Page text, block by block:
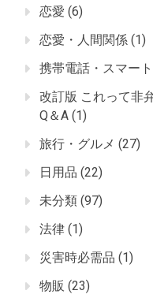
恋愛 (6)
恋愛・人間関係 (1)
携帯電話・スマー
改訂版 これって非
Q＆A (1)
旅行・グルメ (27)
日用品 (22)
未分類 (97)
法律 (1)
災害時必需品 (1)
物販 (23)